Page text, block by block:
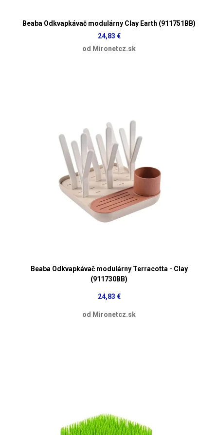
Beaba Odkvapkávač modulárny Clay Earth (911751BB)
24,83 €
od Mironetcz.sk
Beaba Odkvapkávač modulárny Terracotta - Clay
(911730BB)
24,83 €
od Mironetcz.sk